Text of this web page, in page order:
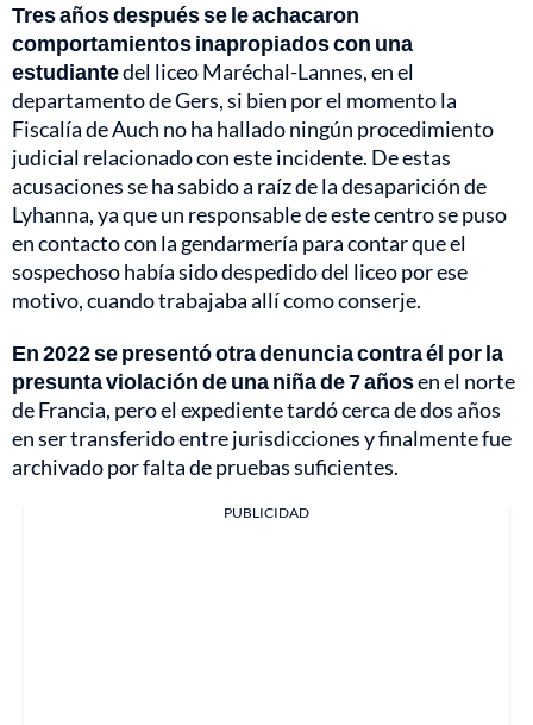
Tres años después se le achacaron
comportamientos inapropiados con una
estudiantedel liceo Maréchal-Lannes, en el
departamento de Gers, si bien por el momento la
Fiscalía de Auch no ha hallado ningún procedimiento
judicial relacionado con este incidente. De estas
acusaciones se ha sabido a raíz de la desaparición de
Lyhanna, ya que un responsable de este centro se puso
en contacto con la gendarmería para contar que el
sospechoso había sido despedido del liceo por ese
motivo, cuando trabajaba allí como conserje.
En 2022 se presentó otra denuncia contra él por la
presunta violación de una niña de 7 añosen el norte
de Francia, pero el expediente tardó cerca de dos años
en ser transferido entre jurisdicciones y finalmente fue
archivado por falta de pruebas suficientes.
PUBLICIDAD